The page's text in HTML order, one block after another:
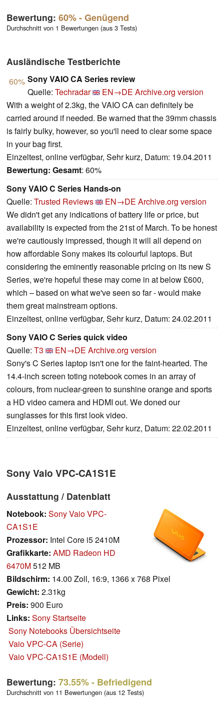
Bewertung: 60%- Genügend
Durchschnitt von 1 Bewertungen (aus 3 Tests)
Ausländische Testberichte
60% Sony VAIO CA Series review
Quelle: Techradar EN→DE Archive.org version
With a weight of 2.3kg, the VAIO CA can definitely be
carried around if needed. Be warned that the 39mm chassis
is fairly bulky, however, so you'll need to clear some space
in your bag first.
Einzeltest, online verfügbar, Sehr kurz, Datum: 19.04.2011
Bewertung: Gesamt: 60%
Sony VAIO C Series Hands-on
Quelle: Trusted Reviews EN→DE Archive.org version
We didn't get any indications of battery life or price, but
availability is expected from the 21st of March. To be honest
we're cautiously impressed, though it will all depend on
how affordable Sony makes its colourful laptops. But
considering the eminently reasonable pricing on its new S
Series, we're hopeful these may come in at below £600,
which – based on what we've seen so far - would make
them great mainstream options.
Einzeltest, online verfügbar, Sehr kurz, Datum: 24.02.2011
Sony VAIO C Series quick video
Quelle: T3 EN→DE Archive.org version
Sony's C Series laptop isn't one for the faint-hearted. The
14.4-inch screen toting notebook comes in an array of
colours, from nuclear-green to sunshine orange and sports
a HD video camera and HDMI out. We doned our
sunglasses for this first look video.
Einzeltest, online verfügbar, Sehr kurz, Datum: 22.02.2011
Sony Vaio VPC-CA1S1E
Ausstattung / Datenblatt
Notebook: Sony Vaio VPC-
CA1S1E
Prozessor: Intel Core i5 2410M
Grafikkarte: AMD Radeon HD
6470M512 MB
Bildschirm: 14.00 Zoll, 16:9, 1366 x 768 Pixel
Gewicht: 2.31kg
Preis: 900 Euro
Links: Sony Startseite
Sony Notebooks Übersichtseite
Vaio VPC-CA (Serie)
Vaio VPC-CA1S1E (Modell)
Bewertung: 73.55%- Befriedigend
Durchschnitt von 11 Bewertungen (aus 12 Tests)